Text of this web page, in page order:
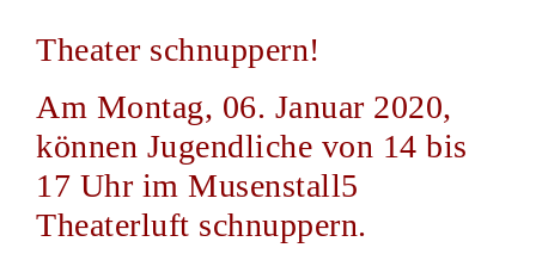
Theater schnuppern!
Am Montag, 06. Januar 2020,
können Jugendliche von 14 bis
17 Uhr im Musenstall5
Theaterluft schnuppern.